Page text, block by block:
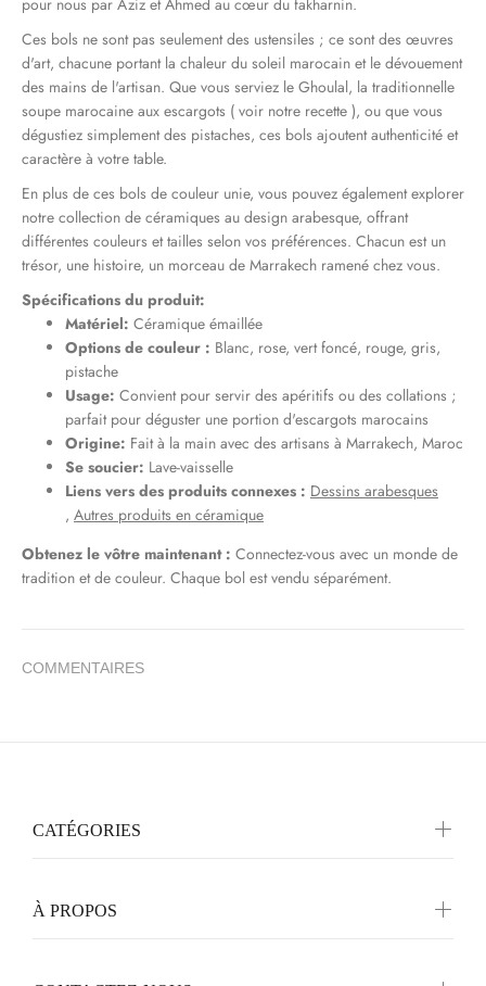
pour nous par Aziz et Ahmed au cœur du fakharnin.
Ces bols ne sont pas seulement des ustensiles ; ce sont des œuvres
d'art, chacune portant la chaleur du soleil marocain et le dévouement
des mains de l'artisan. Que vous serviez le Ghoulal, la traditionnelle
soupe marocaine aux escargots ( voir notre recette ), ou que vous
dégustiez simplement des pistaches, ces bols ajoutent authenticité et
caractère à votre table.
En plus de ces bols de couleur unie, vous pouvez également explorer
notre collection de céramiques au design arabesque, offrant
différentes couleurs et tailles selon vos préférences. Chacun est un
trésor, une histoire, un morceau de Marrakech ramené chez vous.
Spécifications du produit:
Matériel: Céramique émaillée
Options de couleur : Blanc, rose, vert foncé, rouge, gris,
pistache
Usage: Convient pour servir des apéritifs ou des collations ;
parfait pour déguster une portion d'escargots marocains
Origine: Fait à la main avec des artisans à Marrakech, Maroc
Se soucier: Lave-vaisselle
Liens vers des produits connexes : Dessins arabesques
, Autres produits en céramique
Obtenez le vôtre maintenant : Connectez-vous avec un monde de
tradition et de couleur. Chaque bol est vendu séparément.
COMMENTAIRES
CATÉGORIES
À PROPOS